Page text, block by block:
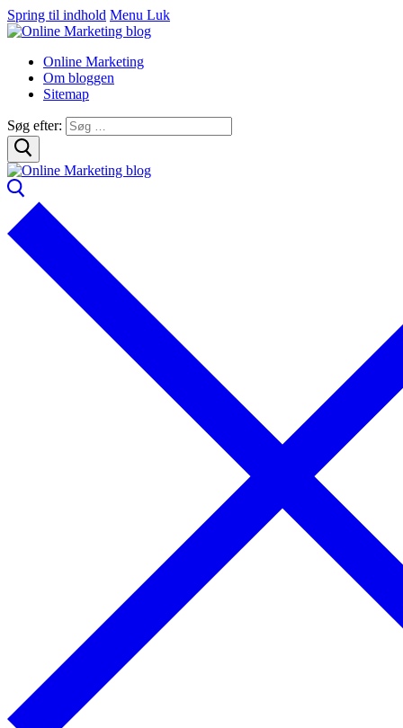
Spring til indhold Menu Luk
Online Marketing
Om bloggen
Sitemap
Søg efter: